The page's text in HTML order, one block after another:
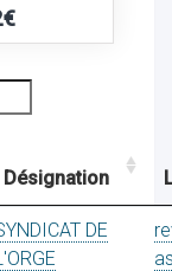
Désignation
DE